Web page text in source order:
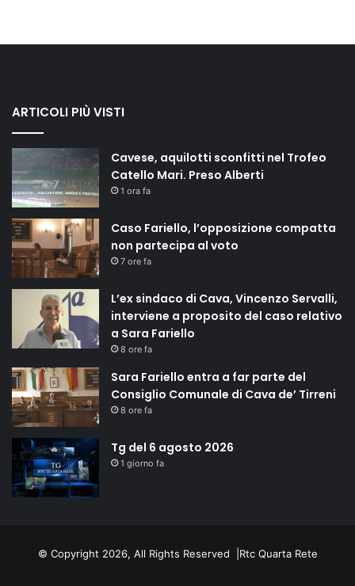
ARTICOLI PIÙ VISTI
Cavese, aquilotti sconfitti nel Trofeo
Catello Mari. Preso Alberti
1 ora fa
Caso Fariello, l’opposizione compatta
non partecipa al voto
7 ore fa
L’ex sindaco di Cava, Vincenzo Servalli,
interviene a proposito del caso relativo
a Sara Fariello
8 ore fa
Sara Fariello entra a far parte del
Consiglio Comunale di Cava de’ Tirreni
8 ore fa
Tg del 6 agosto 2026
1 giorno fa
© Copyright 2026, All Rights Reserved | Rtc Quarta Rete